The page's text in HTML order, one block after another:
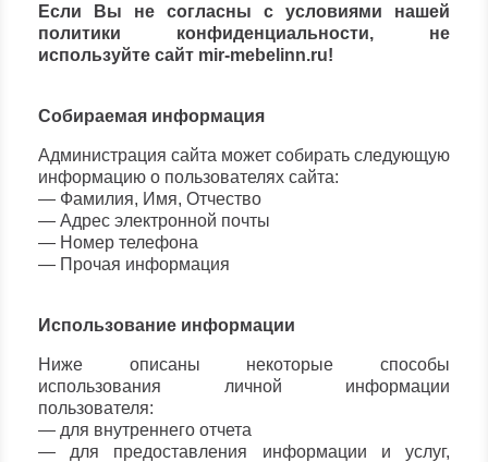
Если Вы не согласны с условиями нашей
политики конфиденциальности, не
используйте сайт mir-mebelinn.ru!
Собираемая информация
Администрация сайта может собирать следующую
информацию о пользователях сайта:
— Фамилия, Имя, Отчество
— Адрес электронной почты
— Номер телефона
— Прочая информация
Использование информации
Ниже описаны некоторые способы
использования личной информации
пользователя:
— для внутреннего отчета
— для предоставления информации и услуг,